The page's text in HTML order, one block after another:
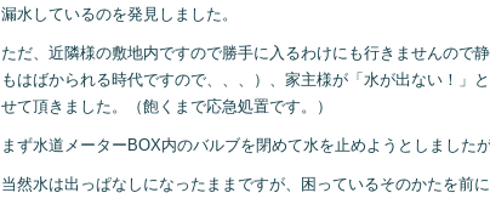
漏水しているのを発見しました。
ただ、近隣様の敷地内ですので勝手に入るわけにも行きませんので
もはばかられる時代ですので、、、）、家主様が「水が出ない！」
せて頂きました。（飽くまで応急処置です。）
まず水道メーターBOX内のバルブを閉めて水を止めようとしました
当然水は出っぱなしになったままですが、困っているそのかたを前